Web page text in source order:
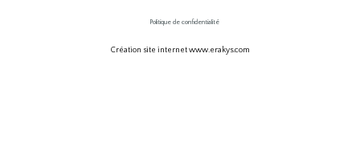
Politique de confidentialité
Création site internet www.erakys.com